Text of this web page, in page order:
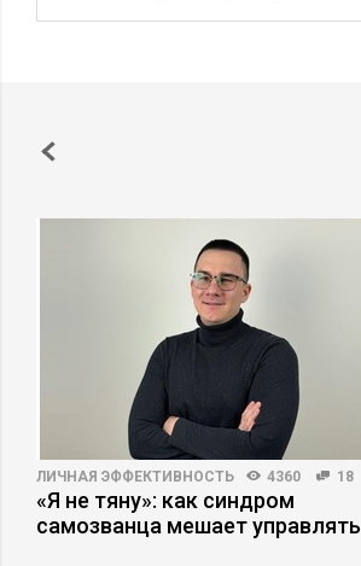
ЛИЧНАЯ ЭФФЕКТИВНОСТЬ 4360 18
«Я не тяну»: как синдром
самозванца мешает управлять